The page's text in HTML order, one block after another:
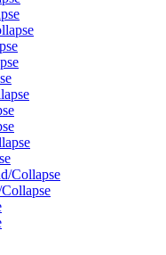
Collapse